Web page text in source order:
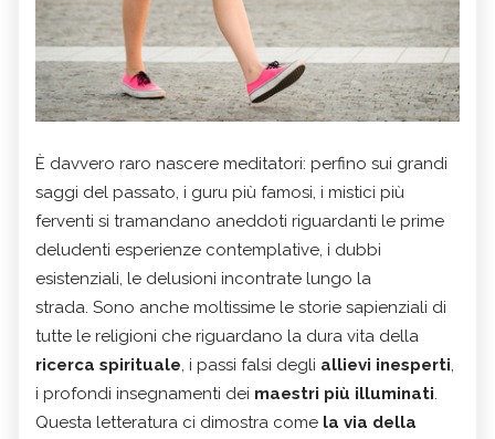
È davvero raro nascere meditatori: perfino sui grandi
saggi del passato, i guru più famosi, i mistici più
ferventi si tramandano aneddoti riguardanti le prime
deludenti esperienze contemplative, i dubbi
esistenziali, le delusioni incontrate lungo la
strada. Sono anche moltissime le storie sapienziali di
tutte le religioni che riguardano la dura vita della
ricerca spirituale, i passi falsi degli allievi inesperti,
i profondi insegnamenti dei maestri più illuminati.
Questa letteratura ci dimostra come la via della